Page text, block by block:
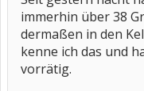
immerhin über 38
dermaßen in den
kenne ich das und
vorrätig.